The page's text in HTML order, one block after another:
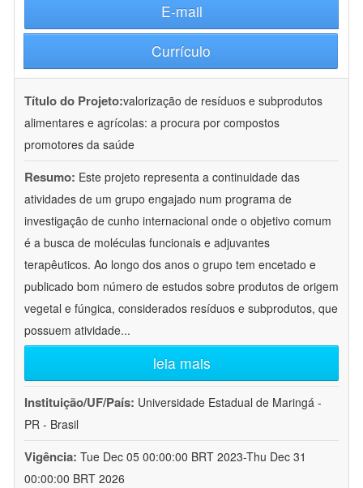
E-mail
Currículo
Título do Projeto:valorização de resíduos e subprodutos
alimentares e agrícolas: a procura por compostos
promotores da saúde
Resumo: Este projeto representa a continuidade das
atividades de um grupo engajado num programa de
investigação de cunho internacional onde o objetivo comum
é a busca de moléculas funcionais e adjuvantes
terapêuticos. Ao longo dos anos o grupo tem encetado e
publicado bom número de estudos sobre produtos de origem
vegetal e fúngica, considerados resíduos e subprodutos, que
possuem atividade...
leia mais
Instituição/UF/País: Universidade Estadual de Maringá -
PR - Brasil
Vigência: Tue Dec 05 00:00:00 BRT 2023-Thu Dec 31
00:00:00 BRT 2026